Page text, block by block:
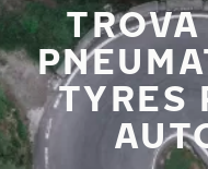
TYRES